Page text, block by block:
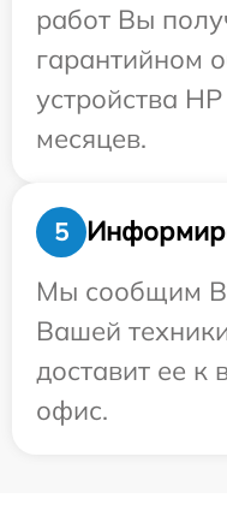
работ Вы
гарантийном
устройства
месяцев.
5
Мы сообщим
Вашей
доставит ее к
офис.